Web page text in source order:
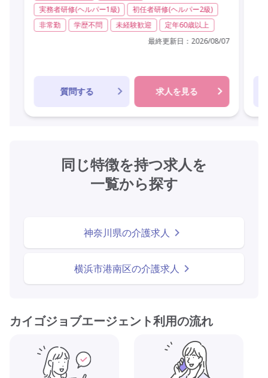
実務者研修(ヘルパー1級)
初任者研修(ヘルパー2級)
非常勤
学歴不問 未経験歓迎
定年60歳以上
最終更新日： 2026/08/07
質問する 求人を見る
同じ特徴を持つ求人を
一覧から探す
神奈川県の介護求人
横浜市港南区の介護求人
カイゴジョブエージェント利用の流れ